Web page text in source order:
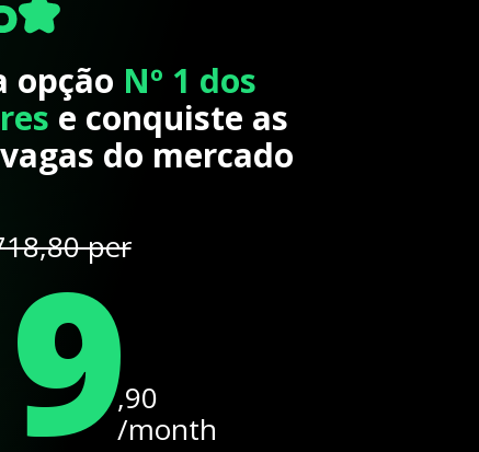
opção Nº 1 dos
e conquiste as
do mercado
per
,90
/month